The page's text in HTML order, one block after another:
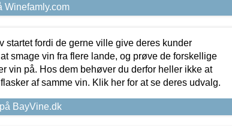
Winefamly.com
startet fordi de gerne ville give deres kunder
smage vin fra flere lande, og prøve de forskellige
vin på. Hos dem behøver du derfor heller ikke at
af samme vin. Klik her for at se deres udvalg.
BayVine.dk